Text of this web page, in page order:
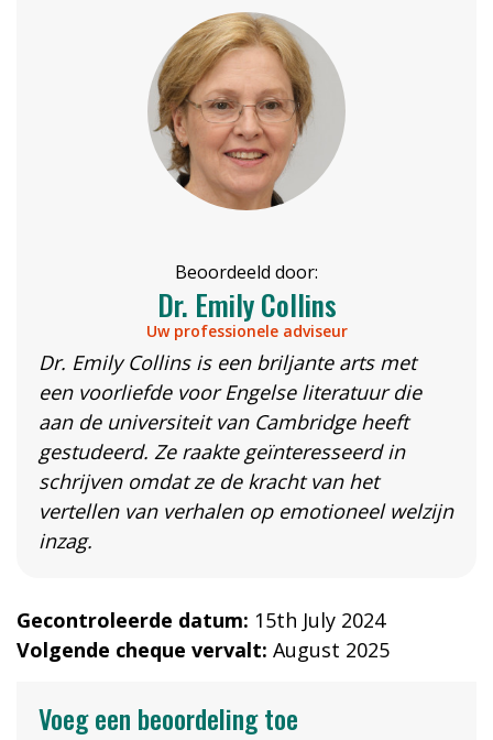
Beoordeeld door:
Dr. Emily Collins
Uw professionele adviseur
Dr. Emily Collins is een briljante arts met
een voorliefde voor Engelse literatuur die
aan de universiteit van Cambridge heeft
gestudeerd. Ze raakte geïnteresseerd in
schrijven omdat ze de kracht van het
vertellen van verhalen op emotioneel welzijn
inzag.
Gecontroleerde datum: 15th July 2024
Volgende cheque vervalt: August 2025
Voeg een beoordeling toe